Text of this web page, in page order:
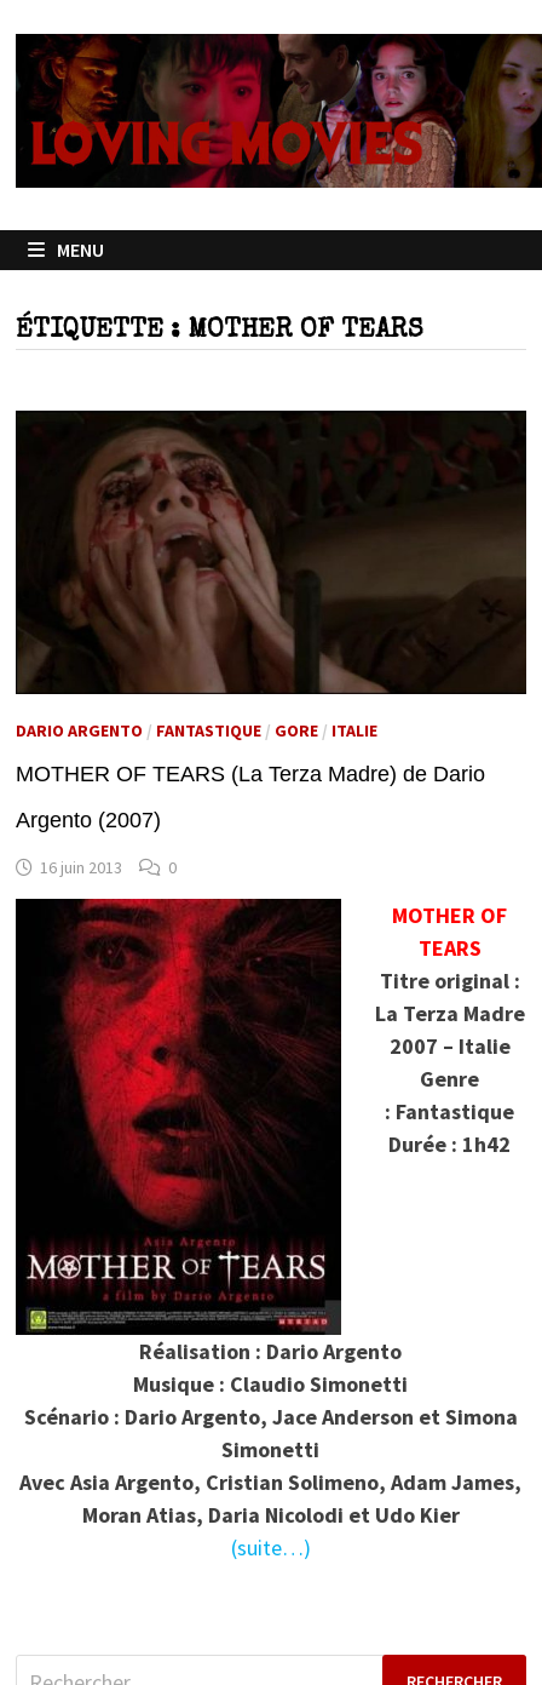
contenu
MENU
ÉTIQUETTE : MOTHER OF TEARS
DARIO ARGENTO / FANTASTIQUE/ GORE/ ITALIE
MOTHER OF TEARS (La Terza Madre) de Dario
Argento (2007)
16 juin 2013 0
MOTHER OF
TEARS
Titre original :
La Terza Madre
2007 – Italie
Genre
: Fantastique
Durée : 1h42
Réalisation : Dario Argento
Musique : Claudio Simonetti
Scénario : Dario Argento, Jace Anderson et Simona
Simonetti
Avec Asia Argento, Cristian Solimeno, Adam James,
Moran Atias, Daria Nicolodi et Udo Kier
(suite…)
Rechercher :